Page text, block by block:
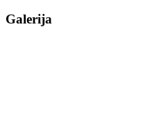
Galerija